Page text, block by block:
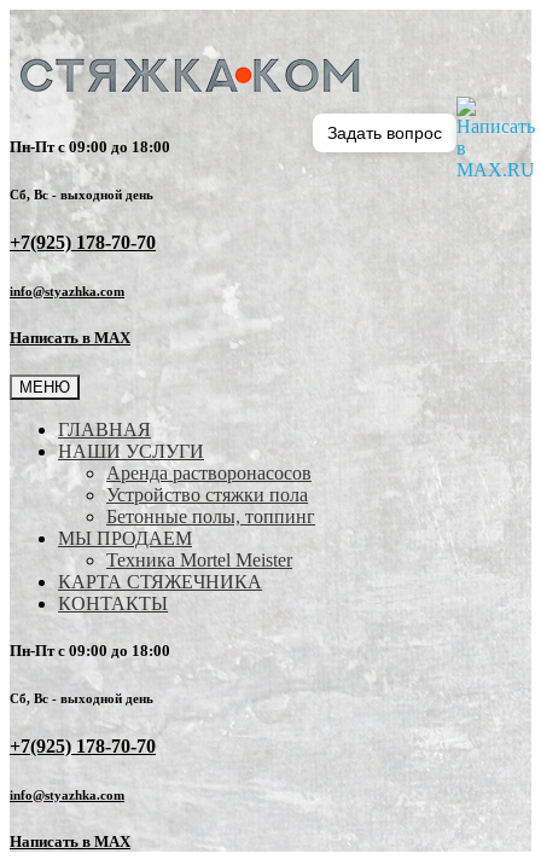
Пн-Пт с 09:00 до 18:00
Сб, Вс - выходной день
+7(925) 178-70-70
info@styazhka.com
Написать в MAX
МЕНЮ
ГЛАВНАЯ
НАШИ УСЛУГИ
Аренда растворонасосов
Устройство стяжки пола
Бетонные полы, топпинг
МЫ ПРОДАЕМ
Техника Mortel Meister
КАРТА СТЯЖЕЧНИКА
КОНТАКТЫ
Пн-Пт с 09:00 до 18:00
Сб, Вс - выходной день
+7(925) 178-70-70
info@styazhka.com
Написать в MAX
Задать вопрос